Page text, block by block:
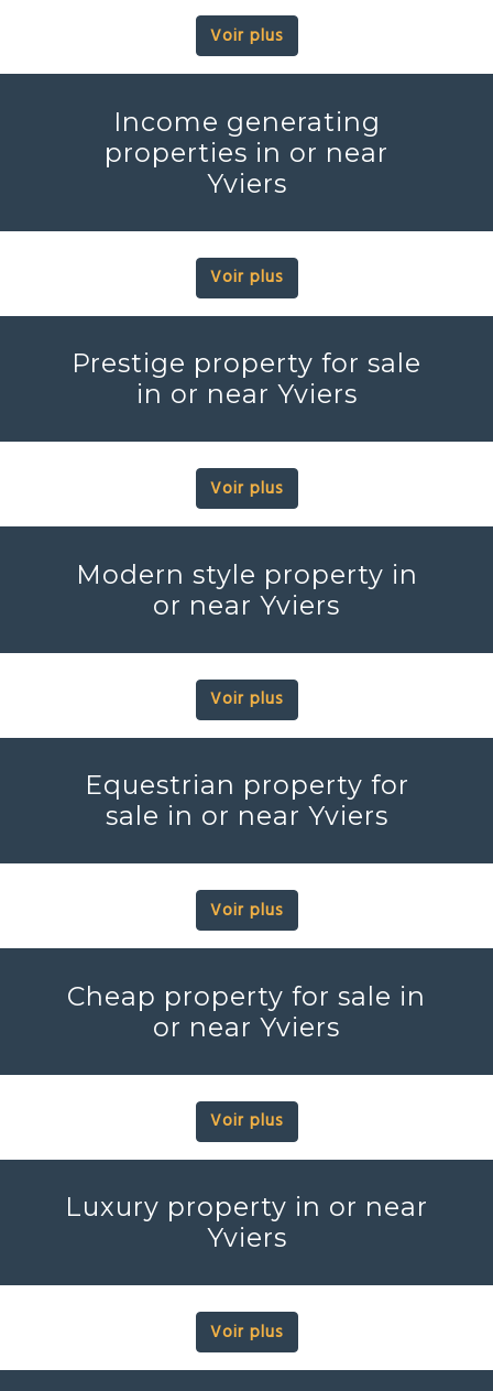
Voir plus
Income generating
properties in or near
Yviers
Voir plus
Prestige property for sale
in or near Yviers
Voir plus
Modern style property in
or near Yviers
Voir plus
Equestrian property for
sale in or near Yviers
Voir plus
Cheap property for sale in
or near Yviers
Voir plus
Luxury property in or near
Yviers
Voir plus